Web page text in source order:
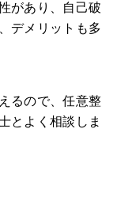
があり、自己破
デメリットも多
るので、任意整
とよく相談しま